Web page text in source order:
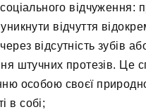
відчуження:
відчуття
відсутність зубів
штучних протезів. Це
особою своєї
в собі;